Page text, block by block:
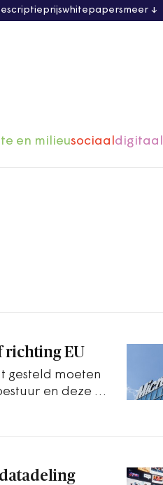
scriptieprijswhitepapersmeer
en milieusociaaldigitaal
richting EU
gesteld moeten
en deze te